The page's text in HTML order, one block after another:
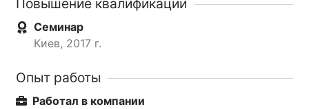
Семинар
Киев, 2017 г.
Опыт работы
Работал в компании